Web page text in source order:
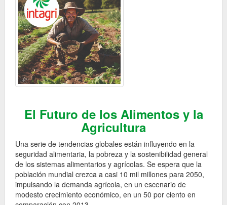
El Futuro de los Alimentos y la
Agricultura
Una serie de tendencias globales están influyendo en la
seguridad alimentaria, la pobreza y la sostenibilidad general
de los sistemas alimentarios y agrícolas. Se espera que la
población mundial crezca a casi 10 mil millones para 2050,
impulsando la demanda agrícola, en un escenario de
modesto crecimiento económico, en un 50 por ciento en